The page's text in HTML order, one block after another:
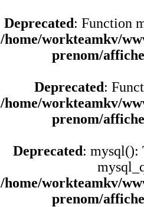
Deprecated: Function
/home/workteamkv/
prenom/
Deprecated:
/home/workteamkv/
prenom/
Deprecated: mysql():
/home/workteamkv/
prenom/